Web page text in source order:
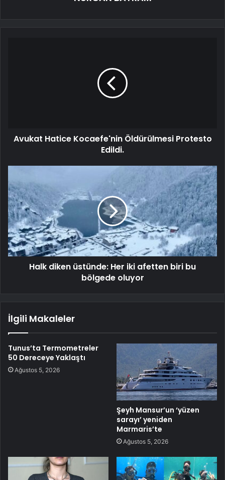
Avukat Hatice Kocaefe'nin Öldürülmesi Protesto
Edildi.
Halk diken üstünde: Her iki afetten biri bu
bölgede oluyor
İlgili Makaleler
Tunus’ta Termometreler
50 Dereceye Yaklaştı
Ağustos 5, 2026
Şeyh Mansur’un ‘yüzen
sarayı’ yeniden
Marmaris’te
Ağustos 5, 2026